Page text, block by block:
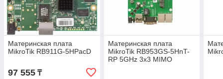
Материнская плата
MikroTik RB911G-5HPacD
97 555 ₸
Материнская плата
MikroTik RB953GS-5HnT-
RP 5GHz 3x3 MIMO